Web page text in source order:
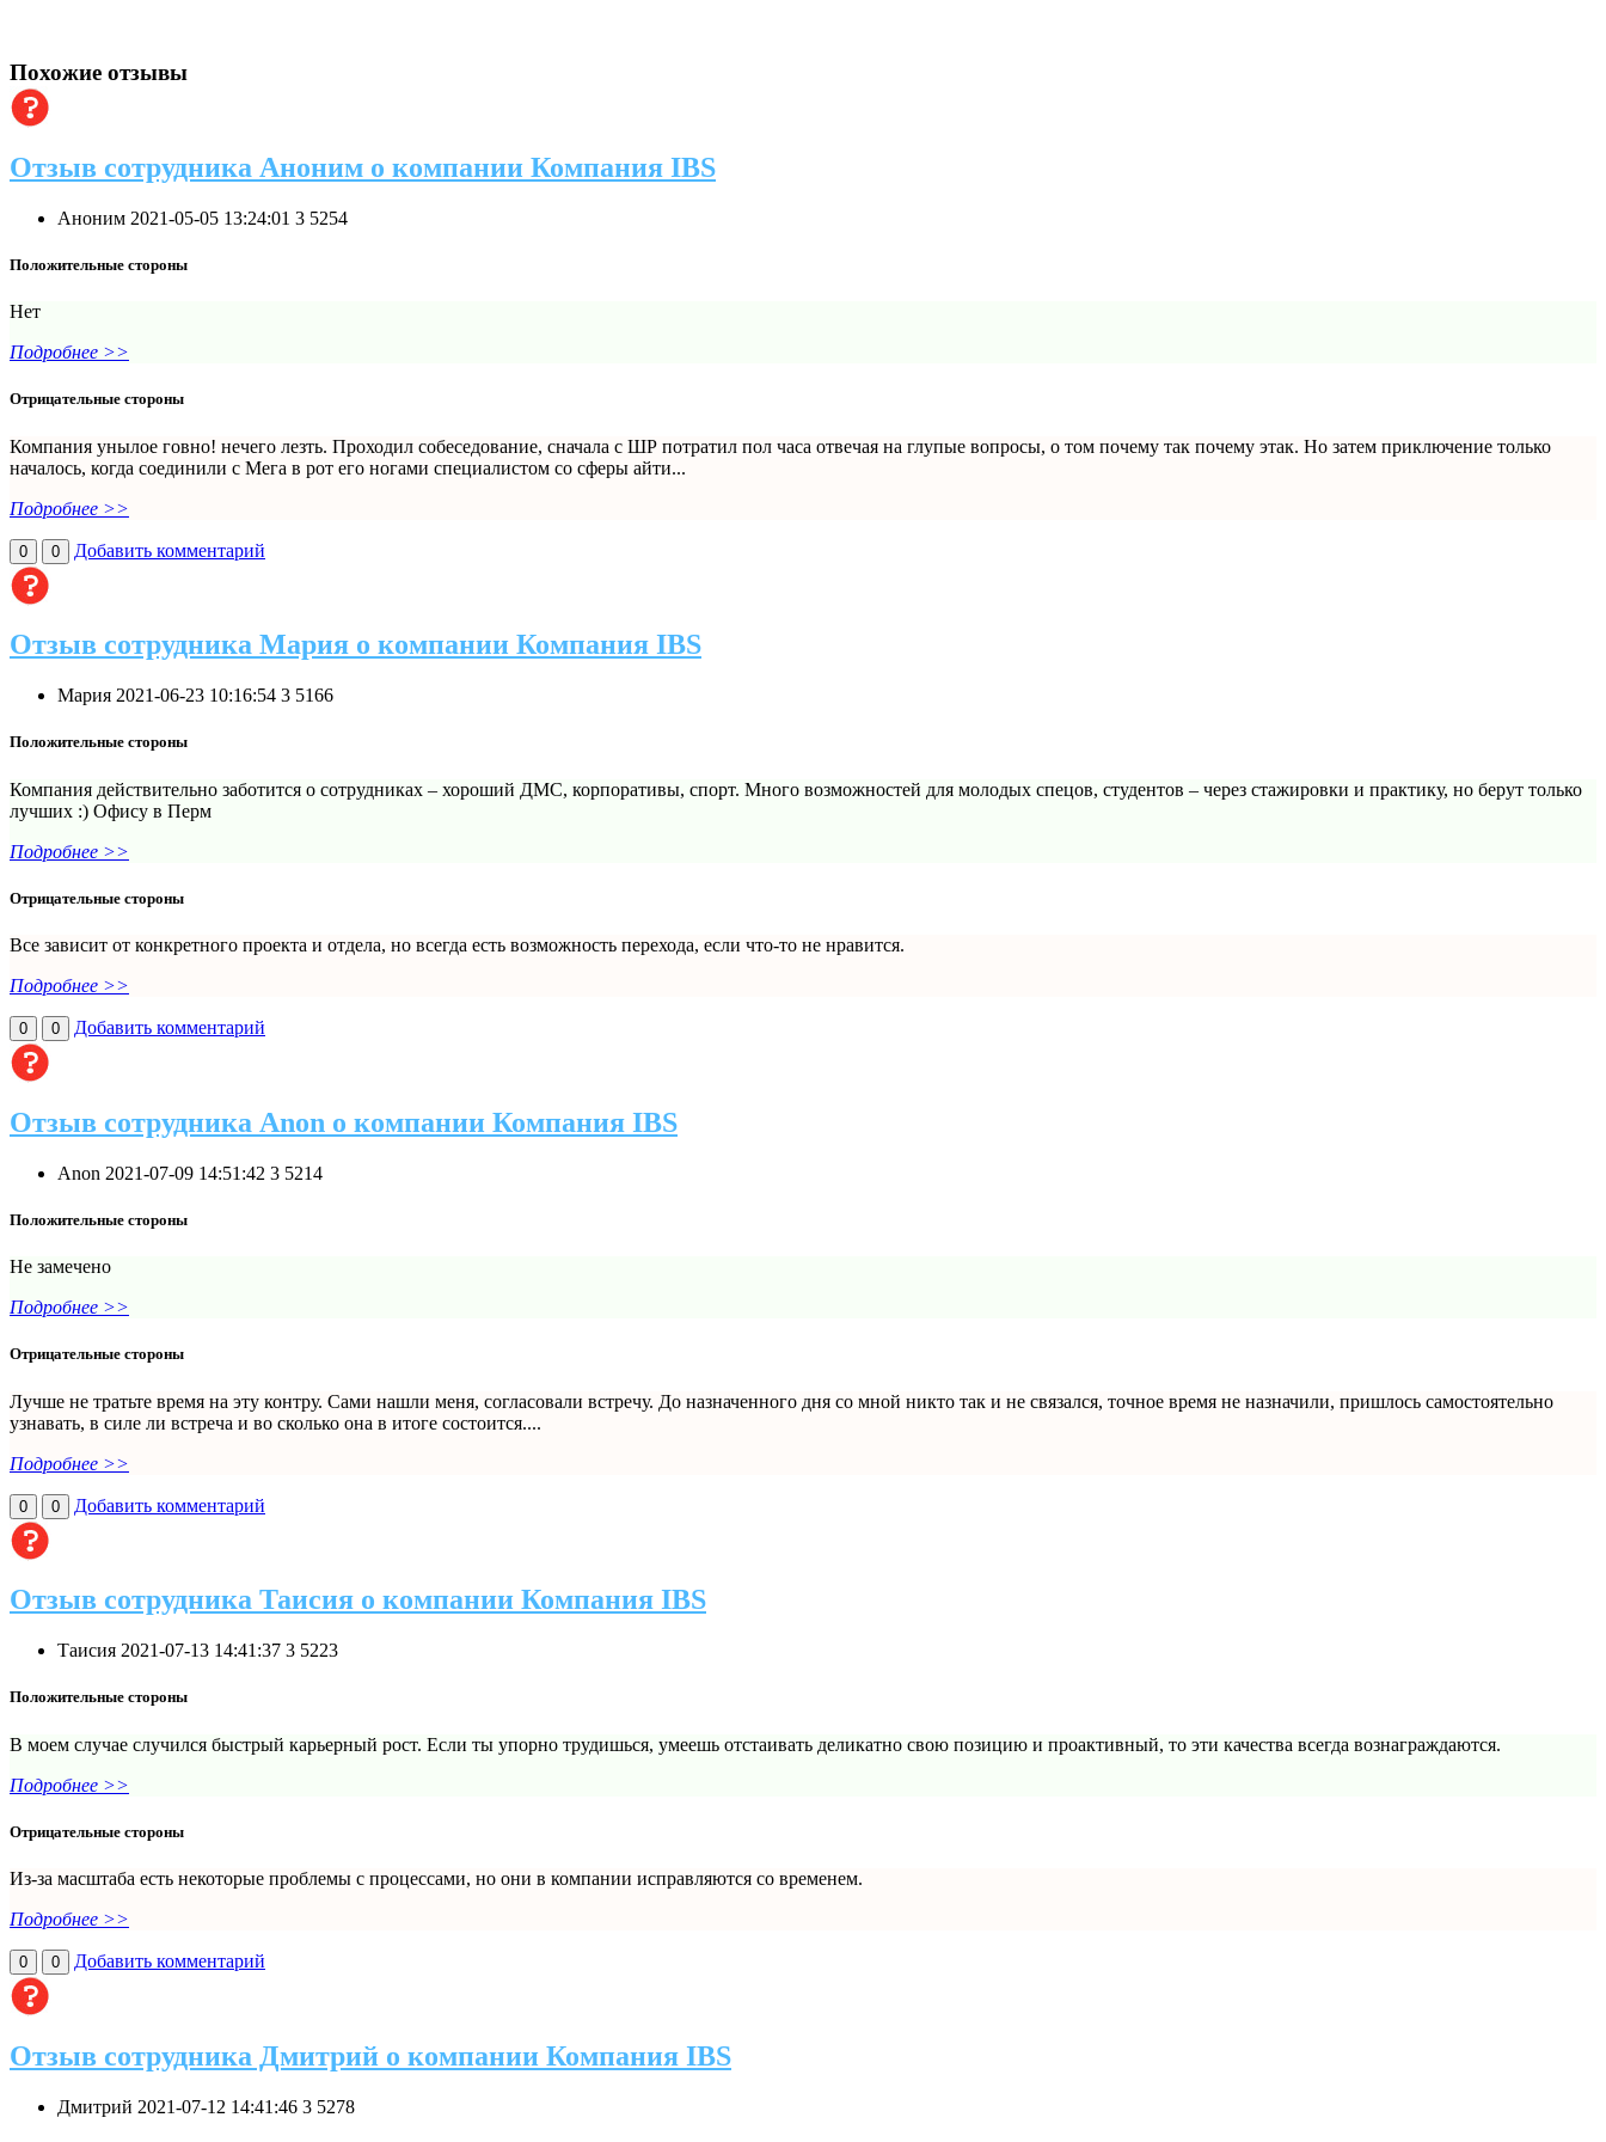
Похожие отзывы
Отзыв сотрудника Аноним о компании Компания IBS
Аноним 2021-05-05 13:24:01 3 5254
Положительные стороны
Нет
Подробнее >>
Отрицательные стороны
Компания унылое говно! нечего лезть. Проходил собеседование, сначала с ШР потратил пол часа отвечая на глупые вопросы, о том почему так почему этак. Но затем приключение только
началось, когда соединили с Мега в рот его ногами специалистом со сферы айти...
Подробнее >>
0 0 Добавить комментарий
Отзыв сотрудника Мария о компании Компания IBS
Мария 2021-06-23 10:16:54 3 5166
Положительные стороны
Компания действительно заботится о сотрудниках – хороший ДМС, корпоративы, спорт. Много возможностей для молодых спецов, студентов – через стажировки и практику, но берут только
лучших :) Офису в Перм
Подробнее >>
Отрицательные стороны
Все зависит от конкретного проекта и отдела, но всегда есть возможность перехода, если что-то не нравится.
Подробнее >>
0 0 Добавить комментарий
Отзыв сотрудника Anon о компании Компания IBS
Anon 2021-07-09 14:51:42 3 5214
Положительные стороны
Не замечено
Подробнее >>
Отрицательные стороны
Лучше не тратьте время на эту контру. Сами нашли меня, согласовали встречу. До назначенного дня со мной никто так и не связался, точное время не назначили, пришлось самостоятельно
узнавать, в силе ли встреча и во сколько она в итоге состоится....
Подробнее >>
0 0 Добавить комментарий
Отзыв сотрудника Таисия о компании Компания IBS
Таисия 2021-07-13 14:41:37 3 5223
Положительные стороны
В моем случае случился быстрый карьерный рост. Если ты упорно трудишься, умеешь отстаивать деликатно свою позицию и проактивный, то эти качества всегда вознаграждаются.
Подробнее >>
Отрицательные стороны
Из-за масштаба есть некоторые проблемы с процессами, но они в компании исправляются со временем.
Подробнее >>
0 0 Добавить комментарий
Отзыв сотрудника Дмитрий о компании Компания IBS
Дмитрий 2021-07-12 14:41:46 3 5278